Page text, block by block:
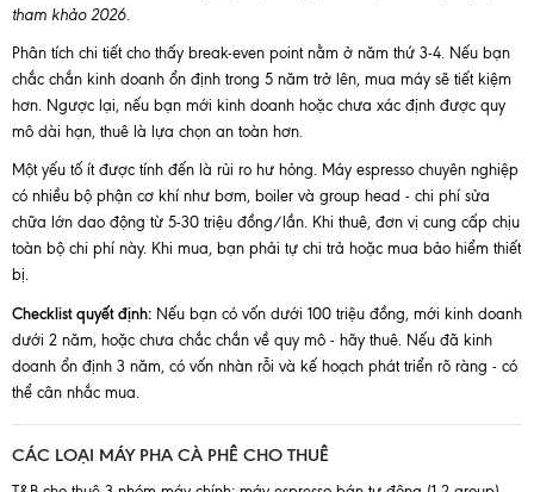
tham khảo 2026.
Phân tích chi tiết cho thấy break-even point nằm ở năm thứ 3-4. Nếu bạn
chắc chắn kinh doanh ổn định trong 5 năm trở lên, mua máy sẽ tiết kiệm
hơn. Ngược lại, nếu bạn mới kinh doanh hoặc chưa xác định được quy
mô dài hạn, thuê là lựa chọn an toàn hơn.
Một yếu tố ít được tính đến là rủi ro hư hỏng. Máy espresso chuyên nghiệp
có nhiều bộ phận cơ khí như bơm, boiler và group head - chi phí sửa
chữa lớn dao động từ 5-30 triệu đồng/lần. Khi thuê, đơn vị cung cấp chịu
toàn bộ chi phí này. Khi mua, bạn phải tự chi trả hoặc mua bảo hiểm thiết
bị.
Checklist quyết định: Nếu bạn có vốn dưới 100 triệu đồng, mới kinh doanh
dưới 2 năm, hoặc chưa chắc chắn về quy mô - hãy thuê. Nếu đã kinh
doanh ổn định 3 năm, có vốn nhàn rỗi và kế hoạch phát triển rõ ràng - có
thể cân nhắc mua.
CÁC LOẠI MÁY PHA CÀ PHÊ CHO THUÊ